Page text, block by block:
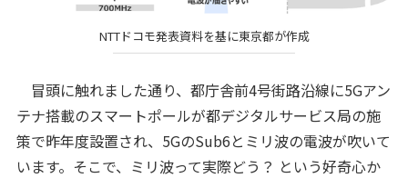
NTTドコモ発表資料を基に東京都が作成
冒頭に触れました通り、都庁舎前4号街路沿線に5Gアン
テナ搭載のスマートポールが都デジタルサービス局の施
策で昨年度設置され、5GのSub6とミリ波の電波が吹いて
います。そこで、ミリ波って実際どう？ という好奇心か